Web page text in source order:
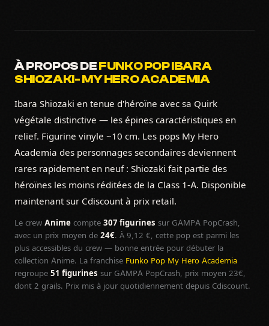
À PROPOS DEFUNKO POP IBARA
SHIOZAKI- MY HERO ACADEMIA
Ibara Shiozaki en tenue d'héroïne avec sa Quirk
végétale distinctive — les épines caractéristiques en
relief. Figurine vinyle ~10 cm. Les pops My Hero
Academia des personnages secondaires deviennent
rares rapidement en neuf : Shiozaki fait partie des
héroïnes les moins réditées de la Class 1-A. Disponible
maintenant sur Cdiscount à prix retail.
Le crew Anime compte 307 figurines sur GAMPA PopCrash,
avec un prix moyen de 24€. À 9,12 €, cette pop est parmi les
plus accessibles du crew — bonne entrée pour débuter la
collection Anime. La franchise Funko Pop My Hero Academia
regroupe 51 figurines sur GAMPA PopCrash, prix moyen 23€,
dont 2 grails. Prix mis à jour quotidiennement depuis Cdiscount.